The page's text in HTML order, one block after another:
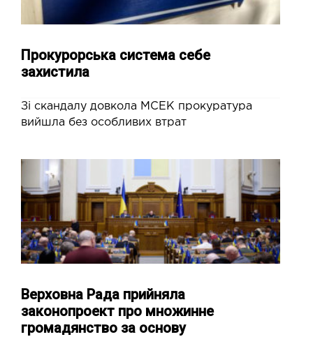
Прокурорська система себе
захистила
Зі скандалу довкола МСЕК прокуратура
вийшла без особливих втрат
Верховна Рада прийняла
законопроект про множинне
громадянство за основу